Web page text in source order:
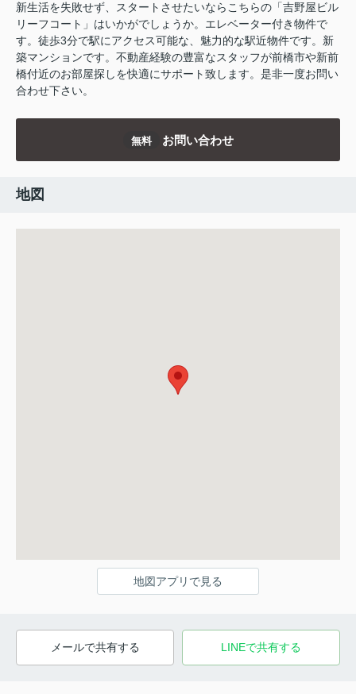
新生活を失敗せず、スタートさせたいならこちらの「吉野屋ビル
リーフコート」はいかがでしょうか。エレベーター付き物件で
す。徒歩3分で駅にアクセス可能な、魅力的な駅近物件です。新
築マンションです。不動産経験の豊富なスタッフが前橋市や新前
橋付近のお部屋探しを快適にサポート致します。是非一度お問い
合わせ下さい。
無料 お問い合わせ
地図
地図アプリで見る
メールで共有する LINEで共有する